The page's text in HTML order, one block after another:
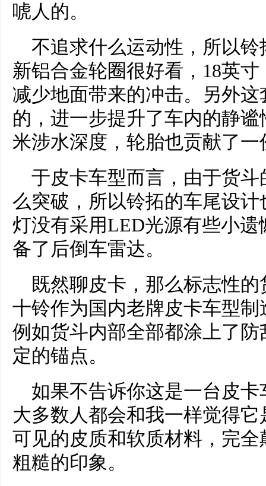
唬人的。
不追求什么运动性，所以
新铝合金轮圈很好看，18英
减少地面带来的冲击。另外
的，进一步提升了车内的静
米涉水深度，轮胎也贡献了一
于皮卡车型而言，由于货
么突破，所以铃拓的车尾设
灯没有采用LED光源有些小
备了后倒车雷达。
既然聊皮卡，那么标志性
十铃作为国内老牌皮卡车型
例如货斗内部全部都涂上了
定的锚点。
如果不告诉你这是一台皮
大多数人都会和我一样觉得
可见的皮质和软质材料，完
粗糙的印象。